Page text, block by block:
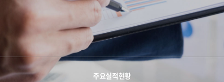
주요실적현황